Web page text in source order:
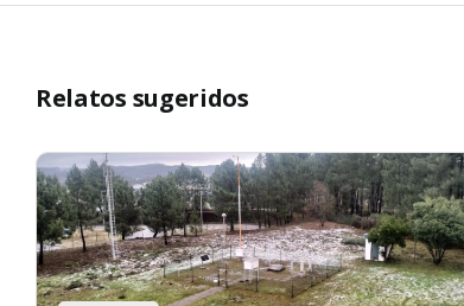
Relatos sugeridos